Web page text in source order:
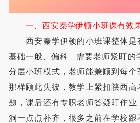
一、西安秦学伊顿小班课有效
西安秦学伊顿的小班课整体是
基础一般、偏科、需要老师紧盯的
分层小班模式，老师能兼顾到每个
那样顾此失彼，教学上紧扣陕西高
题，课后还有专职老师答疑盯作业
洞一点点补齐，很多之前在学校跟